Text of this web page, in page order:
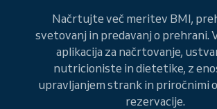
Načrtujte več meritev BMI,
svetovanj in predavanj o prehrani.
aplikacija za načrtovanje,
nutricioniste in dietetike, z
upravljanjem strank in priročnimi
rezervacije.